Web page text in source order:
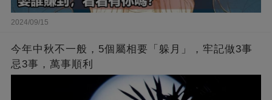
2024/09/15
今年中秋不一般，5個屬相要「躲月」，牢記做3事
忌3事，萬事順利